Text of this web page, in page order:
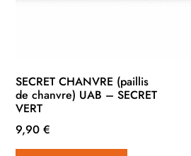
SECRET CHANVRE (paillis
de chanvre) UAB – SECRET
VERT
9,90€